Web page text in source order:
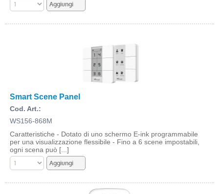
Smart Scene Panel
Cod. Art.:
WS156-868M
Caratteristiche - Dotato di uno schermo E-ink programmabile
per una visualizzazione flessibile - Fino a 6 scene impostabili,
ogni scena può [...]